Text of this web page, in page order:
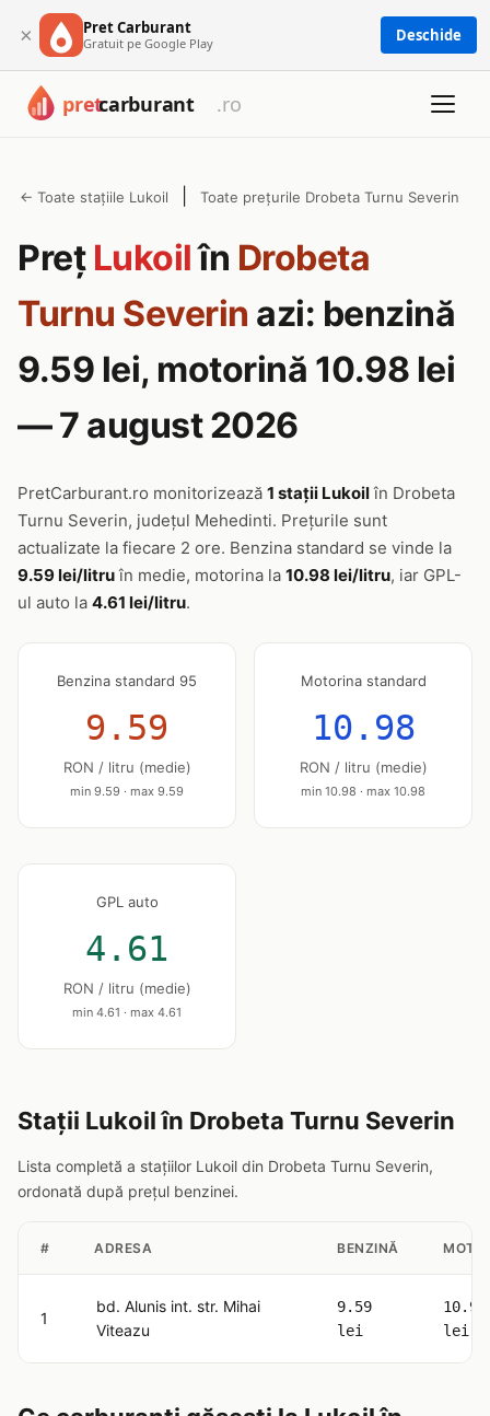
× Pret Carburant
Gratuit pe Google Play Deschide
← Toate stațiile Lukoil Toate prețurile Drobeta Turnu Severin
Preț Lukoilîn Drobeta
Turnu Severin azi: benzină
9.59 lei, motorină 10.98 lei
— 7 august 2026
PretCarburant.ro monitorizează 1 stații Lukoilîn Drobeta
Turnu Severin, județul Mehedinti. Prețurile sunt
actualizate la fiecare 2 ore. Benzina standard se vinde la
9.59 lei/litruîn medie, motorina la 10.98 lei/litru, iar GPL-
ul auto la 4.61 lei/litru.
Benzina standard 95
9.59
RON / litru (medie)
min 9.59 · max 9.59
Motorina standard
10.98
RON / litru (medie)
min 10.98 · max 10.98
GPL auto
4.61
RON / litru (medie)
min 4.61 · max 4.61
Stații Lukoil în Drobeta Turnu Severin
Lista completă a stațiilor Lukoil din Drobeta Turnu Severin,
ordonată după prețul benzinei.
# ADRESA BENZINĂ
1
bd. Alunis int. str. Mihai
Viteazu
9.59
lei
10.98
lei